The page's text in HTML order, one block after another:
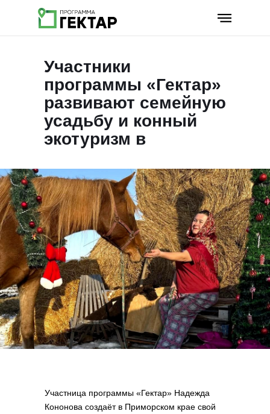
Участники
программы «Гектар»
развивают семейную
усадьбу и конный
экотуризм в
Участница программы «Гектар» Надежда
Кононова создаёт в Приморском крае свой